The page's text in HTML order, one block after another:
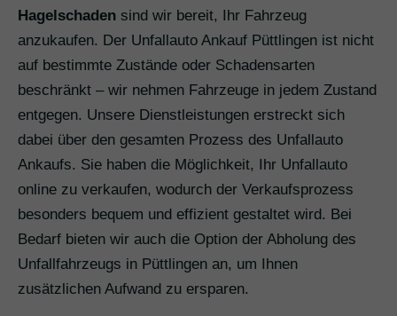
Hagelschaden sind wir bereit, Ihr Fahrzeug
anzukaufen. Der Unfallauto Ankauf Püttlingen ist nicht
auf bestimmte Zustände oder Schadensarten
beschränkt – wir nehmen Fahrzeuge in jedem Zustand
entgegen. Unsere Dienstleistungen erstreckt sich
dabei über den gesamten Prozess des Unfallauto
Ankaufs. Sie haben die Möglichkeit, Ihr Unfallauto
online zu verkaufen, wodurch der Verkaufsprozess
besonders bequem und effizient gestaltet wird. Bei
Bedarf bieten wir auch die Option der Abholung des
Unfallfahrzeugs in Püttlingen an, um Ihnen
zusätzlichen Aufwand zu ersparen.